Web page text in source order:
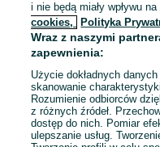
Sepia - kość mątwy
żółwie
19.06.2024
i nie będą miały wpływu
cookies,
Polityka
Wraz z naszymi
zapewnienia:
Użycie dokładnych
skanowanie
Rozumienie odbiorców
z różnych źródeł.
dostęp do nich. Pomiar
ulepszanie usług.